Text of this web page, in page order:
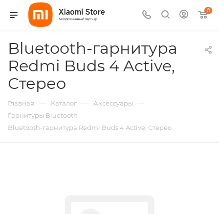
0
Bluetooth-гарнитура
Redmi Buds 4 Active,
Стерео
Главная — Каталог — Аксессуары —
Гарнитуры Bluetooth —
Bluetooth-гарнитура Redmi Buds 4 Active, Стерео